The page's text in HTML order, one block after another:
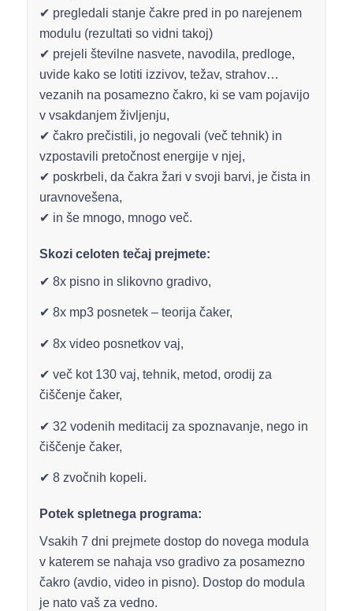
✔ pregledali stanje čakre pred in po narejenem
modulu (rezultati so vidni takoj)
✔ prejeli številne nasvete, navodila, predloge,
uvide kako se lotiti izzivov, težav, strahov…
vezanih na posamezno čakro, ki se vam pojavijo
v vsakdanjem življenju,
✔ čakro prečistili, jo negovali (več tehnik) in
vzpostavili pretočnost energije v njej,
✔ poskrbeli, da čakra žari v svoji barvi, je čista in
uravnovešena,
✔ in še mnogo, mnogo več.
Skozi celoten tečaj prejmete:
✔ 8x pisno in slikovno gradivo,
✔ 8x mp3 posnetek – teorija čaker,
✔ 8x video posnetkov vaj,
✔ več kot 130 vaj, tehnik, metod, orodij za
čiščenje čaker,
✔ 32 vodenih meditacij za spoznavanje, nego in
čiščenje čaker,
✔ 8 zvočnih kopeli.
Potek spletnega programa:
Vsakih 7 dni prejmete dostop do novega modula
v katerem se nahaja vso gradivo za posamezno
čakro (avdio, video in pisno). Dostop do modula
je nato vaš za vedno.